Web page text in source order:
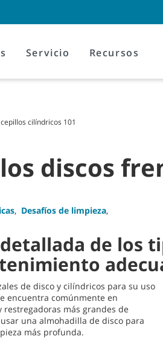
Servicio Recursos
cilíndricos 101
discos
, Desafíos de limpieza,
de los
de disco y cilíndricos para su uso
encuentra comúnmente en
más grandes de
una almohadilla de disco para
más profunda.